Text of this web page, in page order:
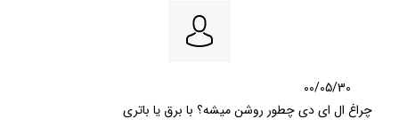
00/05/30
چراغ ال ای دی چطور روشن میشه؟ با برق یا باتری